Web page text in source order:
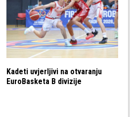
Kadeti uvjerljivi na otvaranju
EuroBasketa B divizije